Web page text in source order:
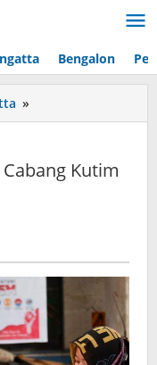
Bengalon
»
1
CabangKutim